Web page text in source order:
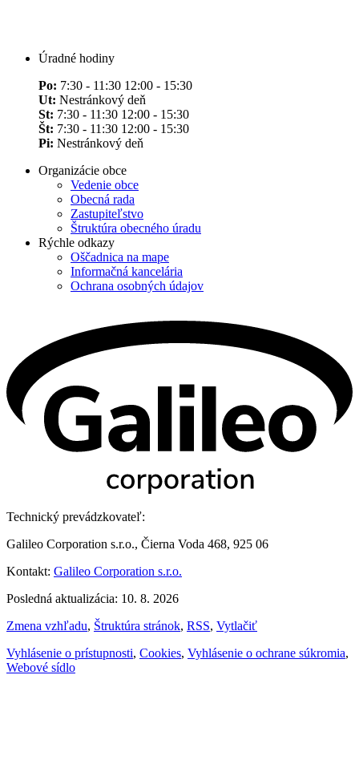
Úradné hodiny
Po: 7:30 - 11:30 12:00 - 15:30
Ut: Nestránkový deň
St: 7:30 - 11:30 12:00 - 15:30
Št: 7:30 - 11:30 12:00 - 15:30
Pi: Nestránkový deň
Organizácie obce
Vedenie obce
Obecná rada
Zastupiteľstvo
Štruktúra obecného úradu
Rýchle odkazy
Oščadnica na mape
Informačná kancelária
Ochrana osobných údajov
Technický prevádzkovateľ:
Galileo Corporation s.r.o., Čierna Voda 468, 925 06
Kontakt: Galileo Corporation s.r.o.
Posledná aktualizácia: 10. 8. 2026
Zmena vzhľadu, Štruktúra stránok, RSS, Vytlačiť
Vyhlásenie o prístupnosti, Cookies, Vyhlásenie o ochrane súkromia,
Webové sídlo